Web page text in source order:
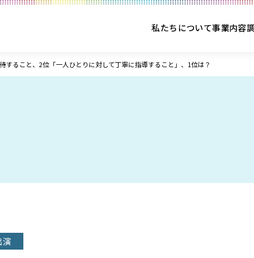
私たちについて事業内容
すること、2位「一人ひとりに対して丁寧に指導すること」、1位は？
演